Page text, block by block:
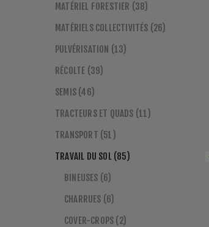
MATÉRIEL FORESTIER (38)
MATÉRIELS COLLECTIVITÉS (26)
PULVÉRISATION (13)
RÉCOLTE (39)
SEMIS (46)
TRACTEURS ET QUADS (11)
TRANSPORT (51)
TRAVAIL DU SOL (85)
BINEUSES (6)
CHARRUES (6)
COVER-CROPS (2)